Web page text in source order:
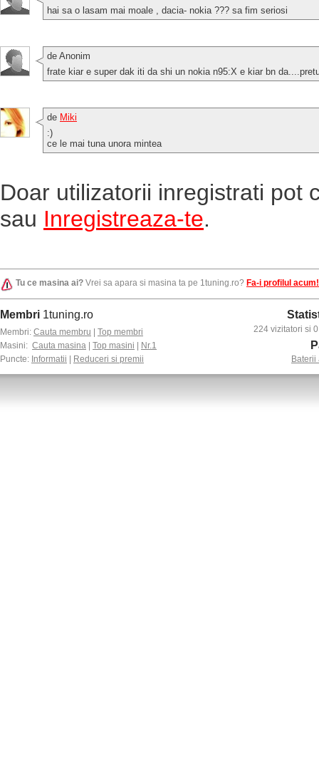
hai sa o lasam mai moale , dacia- nokia ??? sa fim seriosi
de Anonim
frate kiar e super dak iti da shi un nokia n95:X e kiar bn
de Miki
:)
ce le mai tuna unora mintea
Doar utilizatorii inregistrati pot
sau Inregistreaza-te.
Tu ce masina ai? Vrei sa apara si masina ta pe 1tuning.ro? Fa-i profilul acum!
Membri 1tuning.ro
Membri: Cauta membru
Top membri
Masini: Cauta masina Top masini
Nr.1
Puncte: Informatii Reduceri si premii
224 vizitatori si